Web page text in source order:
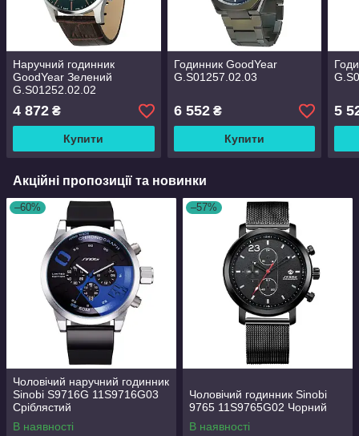
Наручний годинник
GoodYear Зелений
G.S01252.02.02
4 872 ₴
Купити
Годинник GoodYear
G.S01257.02.03
6 552₴
Купити
5
Акційні пропозиції та новинки
–60%
Чоловічий наручний годинник
Sinobi S9716G 11S9716G03
Сріблястий
В наявності
–57%
Чоловічий годинник Sinobi
9765 11S9765G02 Чорний
В наявності